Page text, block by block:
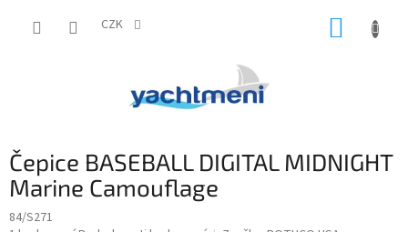
CZK
Čepice BASEBALL DIGITAL MIDNIGHT
Marine Camouflage
84/S271